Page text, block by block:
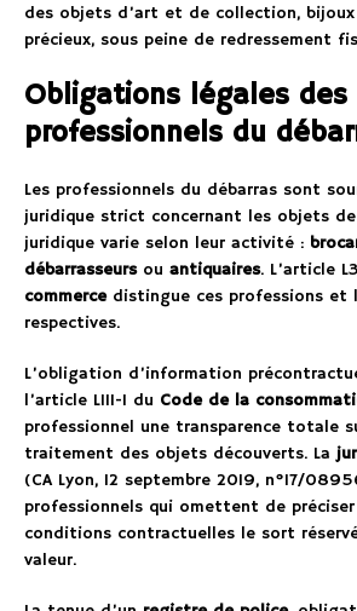
des objets d’art et de collection,
précieux, sous peine de redressement
Obligations légales des
professionnels du
Les professionnels du débarras sont
juridique strict concernant les objets
juridique varie selon leur activité :
débarrasseursou antiquaires. L’article
commercedistingue ces professions et
respectives.
L’obligation d’information
l’article L111-1 du Code de la
professionnel une transparence totale
traitement des objets découverts. La
(CA Lyon, 12 septembre 2019, n°17/
professionnels qui omettent de
conditions contractuelles le sort
valeur.